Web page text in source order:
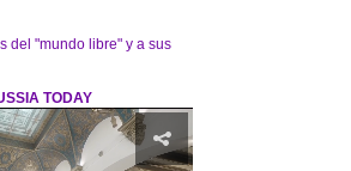
del "mundo libre" y a sus
TODAY